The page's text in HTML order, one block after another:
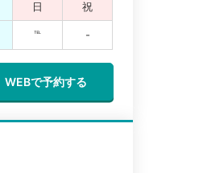
日 祝
℡ -
WEBで予約する